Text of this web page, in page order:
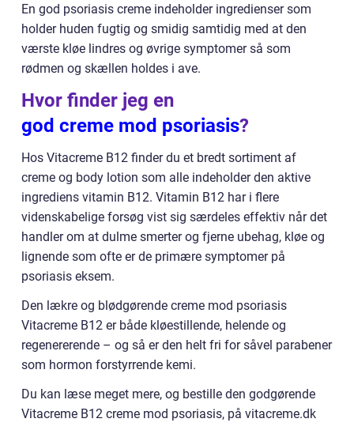
En god psoriasis creme indeholder ingredienser som
holder huden fugtig og smidig samtidig med at den
værste kløe lindres og øvrige symptomer så som
rødmen og skællen holdes i ave.
Hvor finder jeg en
god creme mod psoriasis?
Hos Vitacreme B12 finder du et bredt sortiment af
creme og body lotion som alle indeholder den aktive
ingrediens vitamin B12. Vitamin B12 har i flere
videnskabelige forsøg vist sig særdeles effektiv når det
handler om at dulme smerter og fjerne ubehag, kløe og
lignende som ofte er de primære symptomer på
psoriasis eksem.
Den lækre og blødgørende creme mod psoriasis
Vitacreme B12 er både kløestillende, helende og
regenererende – og så er den helt fri for såvel parabener
som hormon forstyrrende kemi.
Du kan læse meget mere, og bestille den godgørende
Vitacreme B12 creme mod psoriasis, på vitacreme.dk